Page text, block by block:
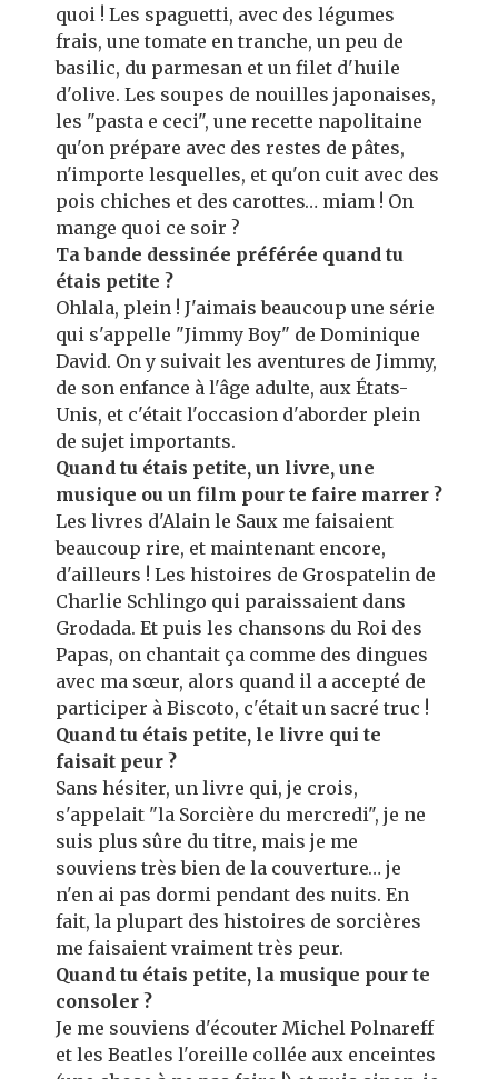
quoi ! Les spaguetti, avec des légumes
frais, une tomate en tranche, un peu de
basilic, du parmesan et un filet d'huile
d'olive. Les soupes de nouilles japonaises,
les "pasta e ceci", une recette napolitaine
qu'on prépare avec des restes de pâtes,
n'importe lesquelles, et qu'on cuit avec des
pois chiches et des carottes… miam ! On
mange quoi ce soir ?
Ta bande dessinée préférée quand tu
étais petite ?
Ohlala, plein ! J'aimais beaucoup une série
qui s'appelle "Jimmy Boy" de Dominique
David. On y suivait les aventures de Jimmy,
de son enfance à l'âge adulte, aux États-
Unis, et c'était l'occasion d'aborder plein
de sujet importants.
Quand tu étais petite, un livre, une
musique ou un film pour te faire marrer ?
Les livres d'Alain le Saux me faisaient
beaucoup rire, et maintenant encore,
d'ailleurs ! Les histoires de Grospatelin de
Charlie Schlingo qui paraissaient dans
Grodada. Et puis les chansons du Roi des
Papas, on chantait ça comme des dingues
avec ma sœur, alors quand il a accepté de
participer à Biscoto, c'était un sacré truc !
Quand tu étais petite, le livre qui te
faisait peur ?
Sans hésiter, un livre qui, je crois,
s'appelait "la Sorcière du mercredi", je ne
suis plus sûre du titre, mais je me
souviens très bien de la couverture… je
n'en ai pas dormi pendant des nuits. En
fait, la plupart des histoires de sorcières
me faisaient vraiment très peur.
Quand tu étais petite, la musique pour te
consoler ?
Je me souviens d'écouter Michel Polnareff
et les Beatles l'oreille collée aux enceintes